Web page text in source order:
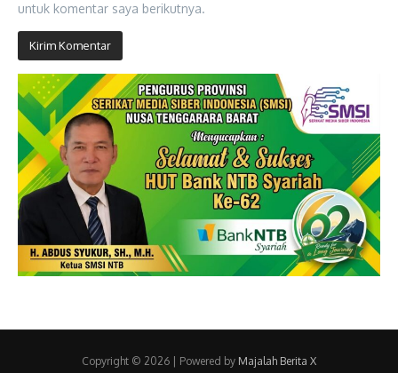
untuk komentar saya berikutnya.
Copyright © 2026 | Powered by Majalah Berita X